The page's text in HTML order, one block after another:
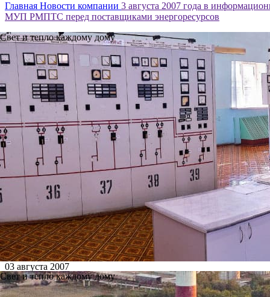
Главная Новости компании 3 августа 2007 года в
МУП РМПТС перед поставщиками энергоресурсов
Свет и тепло каждому дому
Свет и тепло каждому дому
03 августа 2007